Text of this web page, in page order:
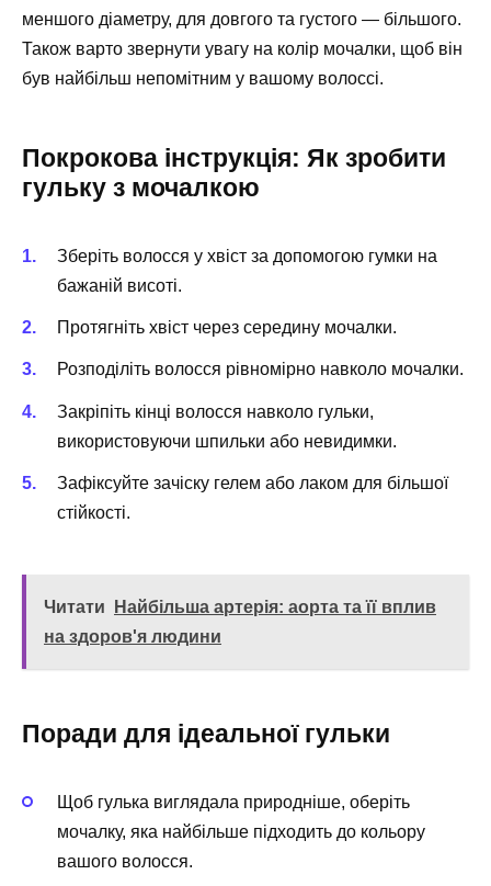
меншого діаметру, для довгого та густого — більшого.
Також варто звернути увагу на колір мочалки, щоб він
був найбільш непомітним у вашому волоссі.
Покрокова інструкція: Як зробити
гульку з мочалкою
Зберіть волосся у хвіст за допомогою гумки на
бажаній висоті.
Протягніть хвіст через середину мочалки.
Розподіліть волосся рівномірно навколо мочалки.
Закріпіть кінці волосся навколо гульки,
використовуючи шпильки або невидимки.
Зафіксуйте зачіску гелем або лаком для більшої
стійкості.
Читати
Найбільша артерія: аорта та її вплив
на здоров'я людини
Поради для ідеальної гульки
Щоб гулька виглядала природніше, оберіть
мочалку, яка найбільше підходить до кольору
вашого волосся.